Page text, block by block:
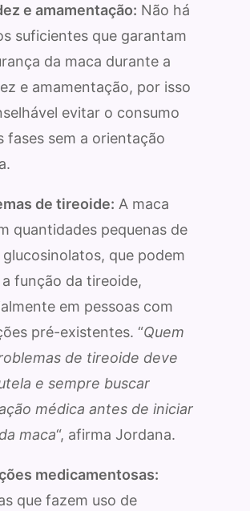
e amamentação: Não há
suficientes que garantam
da maca durante a
e amamentação, por isso
evitar o consumo
fases sem a orientação
de tireoide: A maca
quantidades pequenas de
glucosinolatos, que podem
função da tireoide,
em pessoas com
pré-existentes. “Quem
de tireoide deve
e sempre buscar
médica antes de iniciar
maca“, afirma Jordana.
medicamentosas:
que fazem uso de